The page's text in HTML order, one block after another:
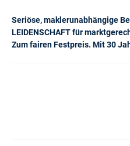
Seriöse, maklerunabhängige
LEIDENSCHAFT für
Zum fairen Festpreis. Mit 30